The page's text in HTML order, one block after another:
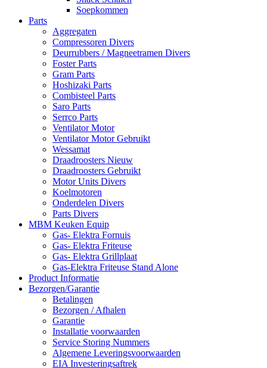
Soepkommen
Parts
Aggregaten
Compressoren Divers
Deurrubbers / Magneetramen Divers
Foster Parts
Gram Parts
Hoshizaki Parts
Combisteel Parts
Saro Parts
Serrco Parts
Ventilator Motor
Ventilator Motor Gebruikt
Wessamat
Draadroosters Nieuw
Draadroosters Gebruikt
Motor Units Divers
Koelmotoren
Onderdelen Divers
Parts Divers
MBM Keuken Equip
Gas- Elektra Fornuis
Gas- Elektra Friteuse
Gas- Elektra Grillplaat
Gas-Elektra Friteuse Stand Alone
Product Informatie
Bezorgen/Garantie
Betalingen
Bezorgen / Afhalen
Garantie
Installatie voorwaarden
Service Storing Nummers
Algemene Leveringsvoorwaarden
EIA Investeringsaftrek